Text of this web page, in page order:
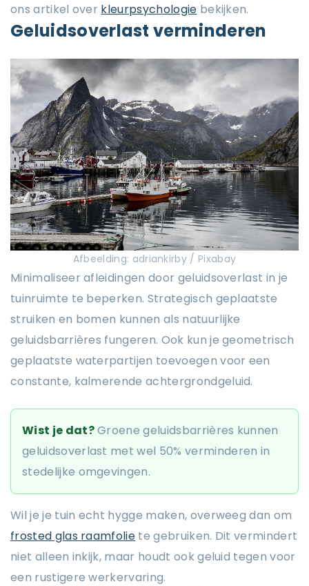
ons artikel over kleurpsychologie bekijken.
Geluidsoverlast verminderen
Afbeelding: adriankirby / Pixabay
Minimaliseer afleidingen door geluidsoverlast in je
tuinruimte te beperken. Strategisch geplaatste
struiken en bomen kunnen als natuurlijke
geluidsbarrières fungeren. Ook kun je geometrisch
geplaatste waterpartijen toevoegen voor een
constante, kalmerende achtergrondgeluid.
Wist je dat?Groene geluidsbarrières kunnen
geluidsoverlast met wel 50% verminderen in
stedelijke omgevingen.
Wil je je tuin echt hygge maken, overweeg dan om
frosted glas raamfolie te gebruiken. Dit vermindert
niet alleen inkijk, maar houdt ook geluid tegen voor
een rustigere werkervaring.